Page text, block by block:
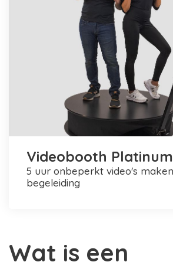
Videobooth Platinum
5 uur onbeperkt video's maken + personele
begeleiding
Wat is een